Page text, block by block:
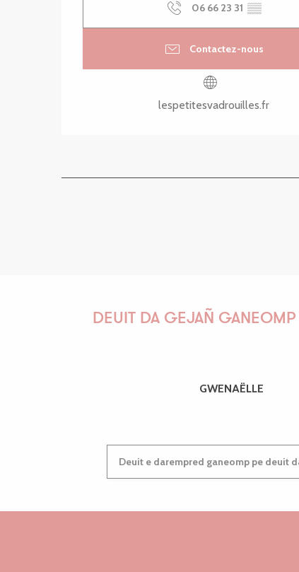
06 66 23 31 ▒▒
Contactez-nous
lespetitesvadrouilles.fr
DEUIT DA GEJAÑ
GWENAËLLE
Deuit e darempred ganeomp pe deuit